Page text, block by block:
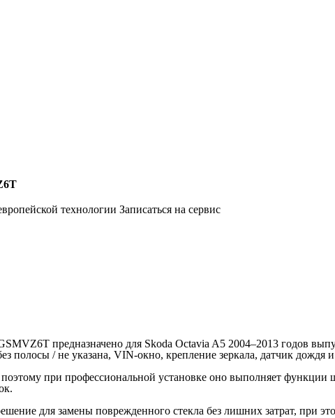
технологии Записаться на сервис
предназначено для Skoda Octavia A5 2004–2013 годов
полосы / не указана, VIN-окно, крепление зеркала, датчик дождя
при профессиональной установке оно выполняет функции
для замены поврежденного стекла без лишних затрат, при